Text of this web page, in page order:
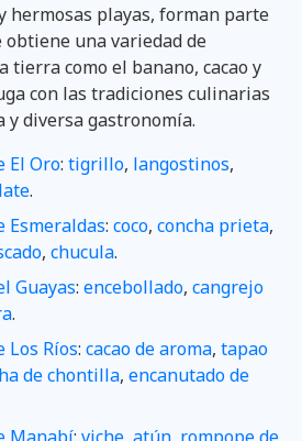
hermosas playas, forman parte
obtiene una variedad de
tierra como el banano, cacao y
con las tradiciones culinarias
y diversa gastronomía.
El Oro: tigrillo, langostinos,
.
Esmeraldas: coco, concha prieta,
, chucula.
Guayas: encebollado, cangrejo
.
Los Ríos: cacao de aroma, tapao
de chontilla, encanutado de